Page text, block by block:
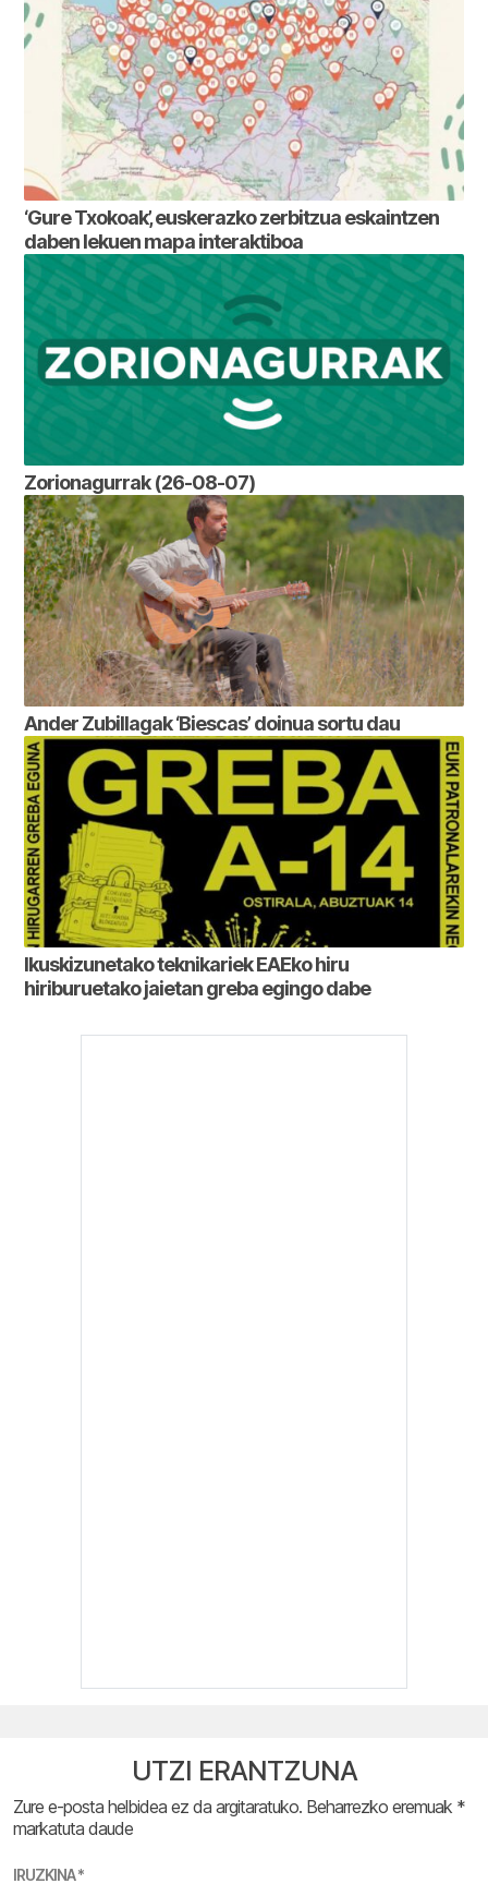
‘Gure Txokoak’, euskerazko zerbitzua eskaintzen
daben lekuen mapa interaktiboa
Zorionagurrak (26-08-07)
Ander Zubillagak ‘Biescas’ doinua sortu dau
Ikuskizunetako teknikariek EAEko hiru
hiriburuetako jaietan greba egingo dabe
UTZI ERANTZUNA
Zure e-posta helbidea ez da argitaratuko. Beharrezko eremuak *
markatuta daude
IRUZKINA*